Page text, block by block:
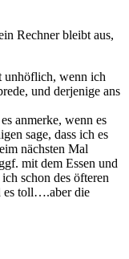
Rechner bleibt aus,
unhöflich, wenn ich
und derjenige ans
anmerke, wenn es
sage, dass ich es
nächsten Mal
mit dem Essen und
schon des öfteren
toll….aber die